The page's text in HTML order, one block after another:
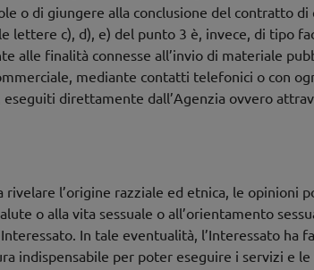
o di giungere alla conclusione del contratto di
c), d), e) del punto 3 è, invece, di tipo
alle finalità connesse all’invio di materiale
mediante contatti telefonici o con
direttamente dall’Agenzia ovvero
l’origine razziale ed etnica, le opinioni
o alla vita sessuale o all’orientamento
In tale eventualità, l’Interessato
indispensabile per poter eseguire i servizi e